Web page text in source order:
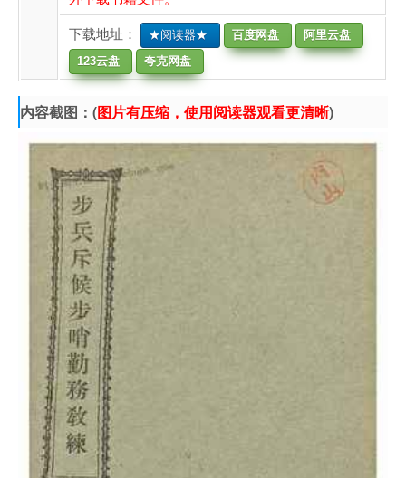
下载地址：
★阅读器★ 百度网盘
阿里云盘
123云盘
夸克网盘
内容截图：(图片有压缩，使用阅读器观看更清晰)